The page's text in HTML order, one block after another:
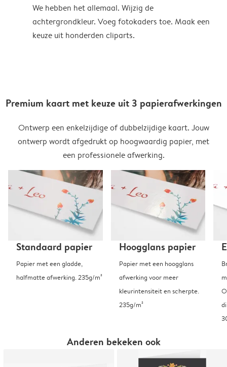
We hebben het allemaal. Wijzig de
achtergrondkleur. Voeg fotokaders toe. Maak een
keuze uit honderden cliparts.
Premium kaart met keuze uit 3 papierafwerkingen
Ontwerp een enkelzijdige of dubbelzijdige kaart. Jouw
ontwerp wordt afgedrukt op hoogwaardig papier, met
een professionele afwerking.
Standaard papier
Papier met een gladde,
halfmatte afwerking. 235g/m²
Hoogglans papier
Papier met een hoogglans
afwerking voor meer
kleurintensiteit en scherpte.
235g/m²
Anderen bekeken ook